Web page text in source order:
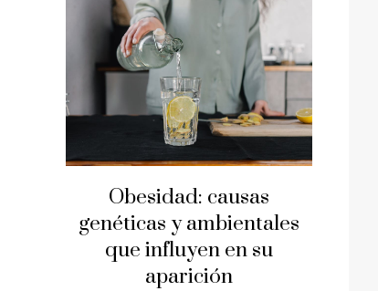
Obesidad: causas
genéticas y ambientales
que influyen en su
aparición